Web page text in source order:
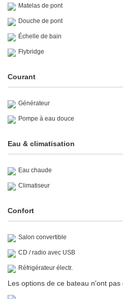
Matelas de pont
Douche de pont
Échelle de bain
Flybridge
Courant
Générateur
Pompe à eau douce
Eau & climatisation
Eau chaude
Climatiseur
Confort
Salon convertible
CD / radio avec USB
Réfrigérateur électr.
Les options de ce bateau n'ont pas